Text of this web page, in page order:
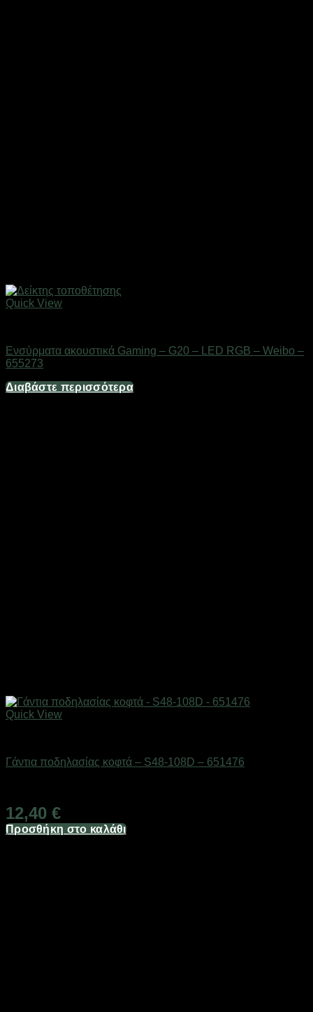
Quick View
Ενσύρματα ακουστικά Gaming – G20 – LED RGB – Weibo –
655273
Διαβάστε περισσότερα
Quick View
Γάντια ποδηλασίας κοφτά – S48-108D – 651476
12,40 €
Προσθήκη στο καλάθι